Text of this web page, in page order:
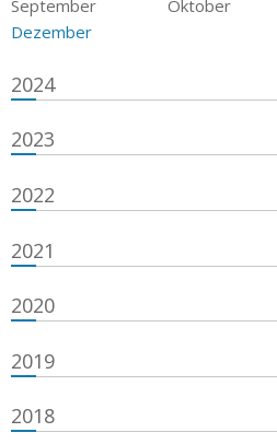
September
Oktober
Dezember
2024
2023
2022
2021
2020
2019
2018